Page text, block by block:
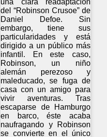
una clara readaptación
del “Robinson Crusoe” de
Daniel Defoe. Sin
embargo, tiene sus
particularidades y está
dirigido a un público más
infantil. En este caso,
Robinson, un niño
alemán perezoso y
maleducado, se fuga de
casa con un amigo para
vivir aventuras. Tras
escaparse de Hamburgo
en barco, éste acaba
naufragando y Robinson
se convierte en el único